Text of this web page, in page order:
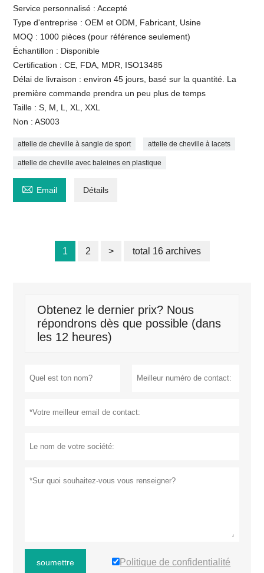
Service personnalisé : Accepté
Type d'entreprise : OEM et ODM, Fabricant, Usine
MOQ : 1000 pièces (pour référence seulement)
Échantillon : Disponible
Certification : CE, FDA, MDR, ISO13485
Délai de livraison : environ 45 jours, basé sur la quantité. La
première commande prendra un peu plus de temps
Taille : S, M, L, XL, XXL
Non : AS003
attelle de cheville à sangle de sport attelle de cheville à lacets
attelle de cheville avec baleines en plastique
 Email Détails
1 2 > total 16 archives
Obtenez le dernier prix? Nous
répondrons dès que possible (dans
les 12 heures)
soumettre Politique de confidentialité